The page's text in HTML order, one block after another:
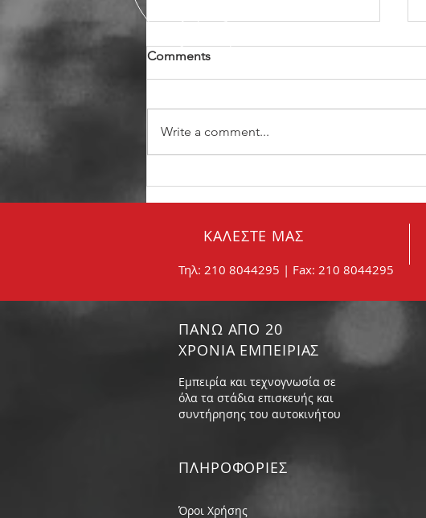
Comments
Write a comment...
ΚΑΛΕΣΤΕ ΜΑΣ
Τηλ: 210 8044295 | Fax: 210 8044295
ΠΑΝΩ ΑΠΟ 20
ΧΡΟΝΙΑ ΕΜΠΕΙΡΙΑΣ
Εμπειρία και τεχνογνωσία σε
όλα τα στάδια επισκευής και
συντήρησης του αυτοκινήτου
ΠΛΗΡΟΦΟΡIΕΣ
Όροι Χρήσης